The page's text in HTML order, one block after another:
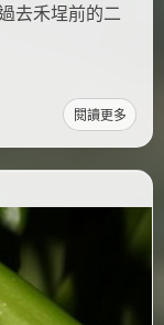
去禾埕前的二
閱讀更多